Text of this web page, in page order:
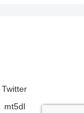
Twitter
mt5dl